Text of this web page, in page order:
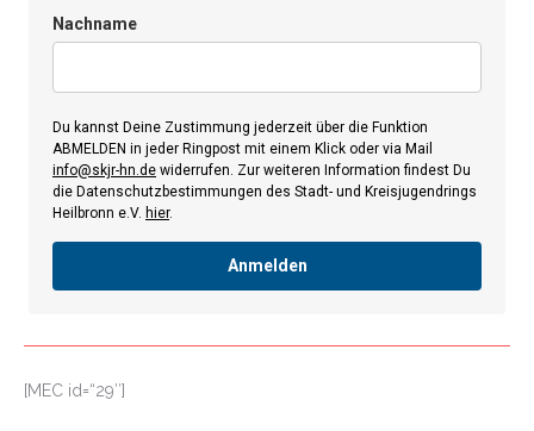
Nachname
Du kannst Deine Zustimmung jederzeit über die Funktion
ABMELDEN in jeder Ringpost mit einem Klick oder via Mail
info@skjr-hn.de widerrufen. Zur weiteren Information findest Du
die Datenschutzbestimmungen des Stadt- und Kreisjugendrings
Heilbronn e.V. hier.
Anmelden
[MEC id=“29″]